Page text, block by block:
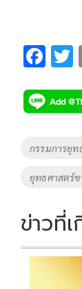
F
e
b
o
k
Tags
กรรมการยุท
ยุทธศาสตร์ช
ข่าวที่